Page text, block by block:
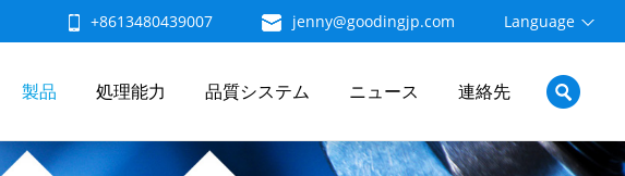
+8613480439007 jenny@goodingjp.com Language
製品 処理能力 品質システム ニュース 連絡先